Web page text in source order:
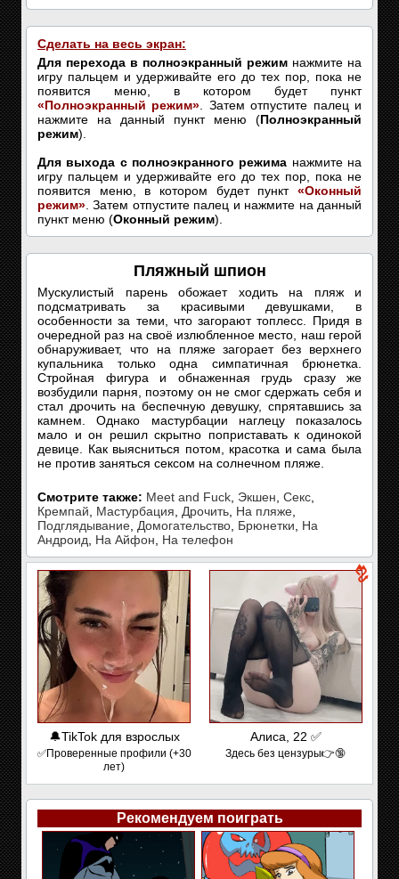
Сделать на весь экран:
Для перехода в полноэкранный режим нажмите на
игру пальцем и удерживайте его до тех пор, пока не
появится меню, в котором будет пункт
«Полноэкранный режим» . Затем отпустите палец и
нажмите на данный пункт меню (Полноэкранный
режим).
Для выхода с полноэкранного режима нажмите на
игру пальцем и удерживайте его до тех пор, пока не
появится меню, в котором будет пункт «Оконный
режим» . Затем отпустите палец и нажмите на данный
пункт меню (Оконный режим).
Пляжный шпион
Мускулистый парень обожает ходить на пляж и
подсматривать за красивыми девушками, в
особенности за теми, что загорают топлесс. Придя в
очередной раз на своё излюбленное место, наш герой
обнаруживает, что на пляже загорает без верхнего
купальника только одна симпатичная брюнетка.
Стройная фигура и обнаженная грудь сразу же
возбудили парня, поэтому он не смог сдержать себя и
стал дрочить на беспечную девушку, спрятавшись за
камнем. Однако мастурбации наглецу показалось
мало и он решил скрытно поприставать к одинокой
девице. Как выясниться потом, красотка и сама была
не против заняться сексом на солнечном пляже.
Смотрите также: Meet and Fuck Экшен Секс
Кремпай
Мастурбация Дрочить На пляже
Подглядывание Домогательство Брюнетки
На
Андроид
На Айфон На телефон
🔔TikTok для взрослых
✅Проверенные профили (+30
лет)
Алиса, 22 ✅
Здесь без цензуры👉🔞
Рекомендуем поиграть